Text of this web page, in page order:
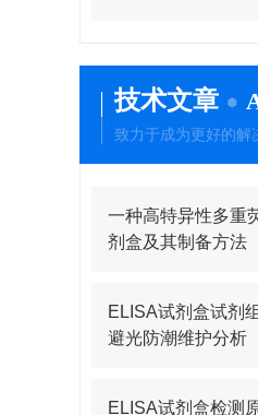
技术文章
致力于成为更好的解
一种高特异性多重
剂盒及其制备方法
ELISA试剂盒试剂
避光防潮维护分析
ELISA试剂盒检测